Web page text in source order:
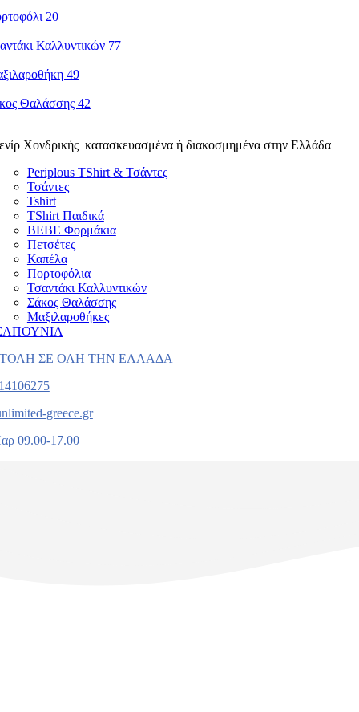
Χονδρικής κατασκευασμένα ή διακοσμημένα στην Ελλάδα
Periplous TShirt & Τσάντες
Τσάντες
Tshirt
TShirt Παιδικά
ΒΕΒΕ Φορμάκια
Πετσέτες
Καπέλα
Πορτοφόλια
Τσαντάκι Καλλυντικών
Σάκος Θαλάσσης
Μαξιλαροθήκες
ΣΕ ΟΛΗ ΤΗΝ ΕΛΛΑΔΑ
greece.gr
09.00-17.00